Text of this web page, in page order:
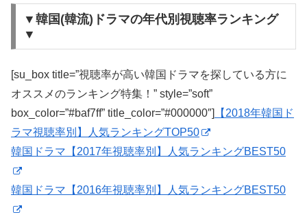
▼韓国(韓流)ドラマの年代別視聴率ランキング
▼
[su_box title=”視聴率が高い韓国ドラマを探している方に
オススメのランキング特集！” style=”soft”
box_color=”#baf7ff” title_color=”#000000″]
【2018年韓国ド
ラマ視聴率別】人気ランキングTOP50
韓国ドラマ【2017年視聴率別】人気ランキングBEST50
韓国ドラマ【2016年視聴率別】人気ランキングBEST50